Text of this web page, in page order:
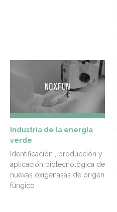
Industria de la energía
verde
Identificación , producción y
aplicación biotecnológica de
nuevas oxigenasas de origen
fúngico